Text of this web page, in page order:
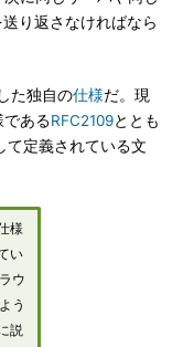
り返さなければなら
た独自の仕様だ。現
あるRFC2109ととも
て定義されている文
様
い
ウ
う
説